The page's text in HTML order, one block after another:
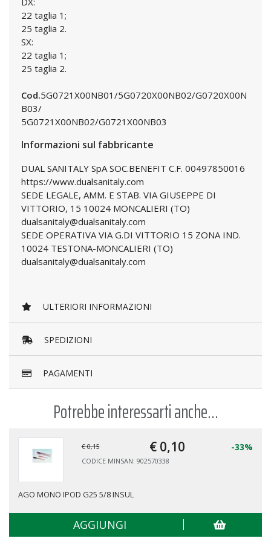
22 taglia 1;
25 taglia 2.
SX:
22 taglia 1;
25 taglia 2.
Cod.5G0721X00NB01/5G0720X00NB02/G0720X00N
B03/
5G0721X00NB02/G0721X00NB03
Informazioni sul fabbricante
DUAL SANITALY SpA SOC.BENEFIT C.F. 00497850016
https://www.dualsanitaly.com
SEDE LEGALE, AMM. E STAB. VIA GIUSEPPE DI
VITTORIO, 15 10024 MONCALIERI (TO)
dualsanitaly@dualsanitaly.com
SEDE OPERATIVA VIA G.DI VITTORIO 15 ZONA IND.
10024 TESTONA-MONCALIERI (TO)
dualsanitaly@dualsanitaly.com
ULTERIORI INFORMAZIONI
SPEDIZIONI
PAGAMENTI
Potrebbe interessarti anche...
€ 0,15 € 0,10 -33%
CODICE MINSAN: 902570338
AGO MONO IPOD G25 5/8 INSUL
AGGIUNGI